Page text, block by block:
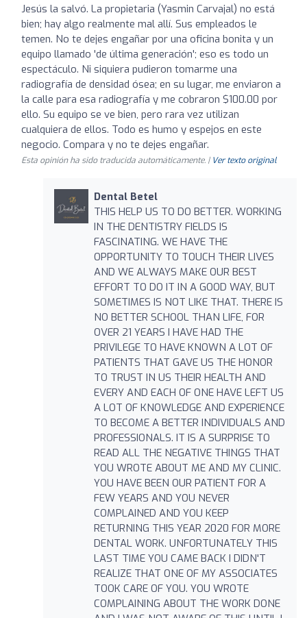
Jesús la salvó. La propietaria (Yasmin Carvajal) no está
bien; hay algo realmente mal allí. Sus empleados le
temen. No te dejes engañar por una oficina bonita y un
equipo llamado 'de última generación'; eso es todo un
espectáculo. Ni siquiera pudieron tomarme una
radiografía de densidad ósea; en su lugar, me enviaron a
la calle para esa radiografía y me cobraron $100.00 por
ello. Su equipo se ve bien, pero rara vez utilizan
cualquiera de ellos. Todo es humo y espejos en este
negocio. Compara y no te dejes engañar.
Esta opinión ha sido traducida automáticamente. | Ver texto original
Dental Betel
THIS HELP US TO DO BETTER. WORKING
IN THE DENTISTRY FIELDS IS
FASCINATING. WE HAVE THE
OPPORTUNITY TO TOUCH THEIR LIVES
AND WE ALWAYS MAKE OUR BEST
EFFORT TO DO IT IN A GOOD WAY, BUT
SOMETIMES IS NOT LIKE THAT. THERE IS
NO BETTER SCHOOL THAN LIFE, FOR
OVER 21 YEARS I HAVE HAD THE
PRIVILEGE TO HAVE KNOWN A LOT OF
PATIENTS THAT GAVE US THE HONOR
TO TRUST IN US THEIR HEALTH AND
EVERY AND EACH OF ONE HAVE LEFT US
A LOT OF KNOWLEDGE AND EXPERIENCE
TO BECOME A BETTER INDIVIDUALS AND
PROFESSIONALS. IT IS A SURPRISE TO
READ ALL THE NEGATIVE THINGS THAT
YOU WROTE ABOUT ME AND MY CLINIC.
YOU HAVE BEEN OUR PATIENT FOR A
FEW YEARS AND YOU NEVER
COMPLAINED AND YOU KEEP
RETURNING THIS YEAR 2020 FOR MORE
DENTAL WORK. UNFORTUNATELY THIS
LAST TIME YOU CAME BACK I DIDN'T
REALIZE THAT ONE OF MY ASSOCIATES
TOOK CARE OF YOU. YOU WROTE
COMPLAINING ABOUT THE WORK DONE